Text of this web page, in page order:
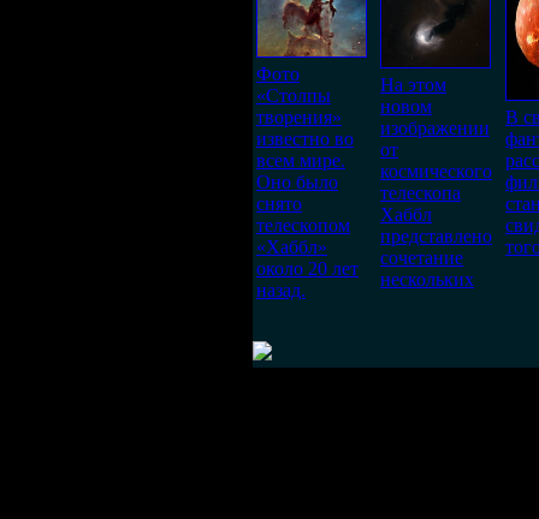
Фото
«Столпы
творения»
известно во
всем мире.
Оно было
снято
телескопом
«Хаббл»
около 20 лет
назад.
На этом
новом
изображении
от
космического
телескопа
Хаббл
представлено
сочетание
нескольких
В